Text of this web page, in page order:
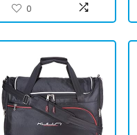
beveiligingsfuncties, 7
0